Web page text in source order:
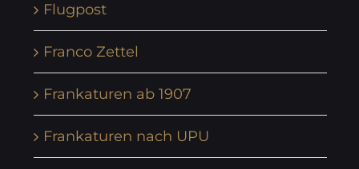
Flugpost
Franco Zettel
Frankaturen ab 1907
Frankaturen nach UPU